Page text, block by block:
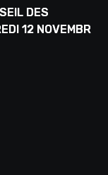
DES
12 NOVEMBRE